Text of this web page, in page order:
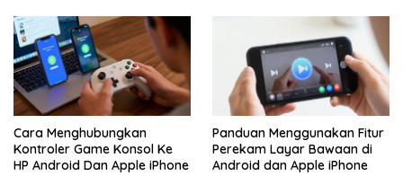
Cara Menghubungkan
Kontroler Game Konsol Ke
HP Android Dan Apple iPhone
Panduan Menggunakan Fitur
Perekam Layar Bawaan di
Android dan Apple iPhone